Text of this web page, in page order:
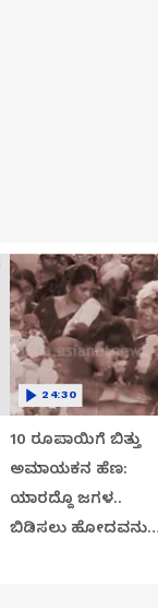
10 ರೂಪಾಯಿಗೆ ಬಿತ್ತು
ಅಮಾಯಕನ ಹೆಣ:
ಯಾರದ್ದೊ ಜಗಳ..
ಬಿಡಿಸಲು ಹೋದವನು
24:30